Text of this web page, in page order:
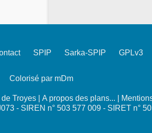
SPIP Sarka-SPIP GPLv3
Colorisé par mDm
Troyes | A propos des plans...
- SIREN n° 503 577 009 - SIRET n°